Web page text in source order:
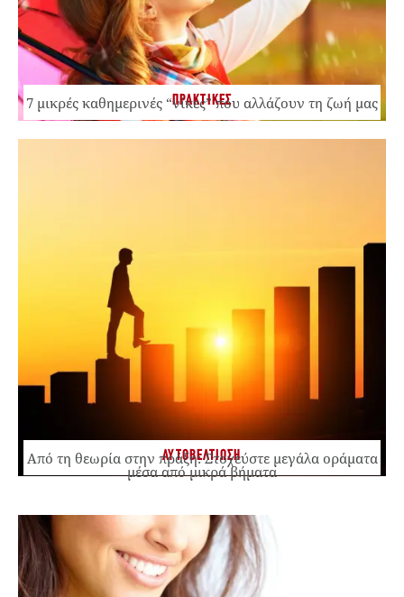
ΠΡΑΚΤΙΚΕΣ
7 μικρές καθημερινές “νίκες” που αλλάζουν τη ζωή μας
ΑΥΤΟΒΕΛΤΙΩΣΗ
Από τη θεωρία στην πράξη: Στοχεύστε μεγάλα οράματα
μέσα από μικρά βήματα